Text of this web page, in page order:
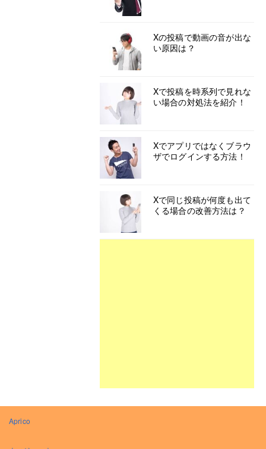
Xの投稿で動画の音が出な
い原因は？
Xで投稿を時系列で見れな
い場合の対処法を紹介！
Xでアプリではなくブラウ
ザでログインする方法！
Xで同じ投稿が何度も出て
くる場合の改善方法は？
Aprico